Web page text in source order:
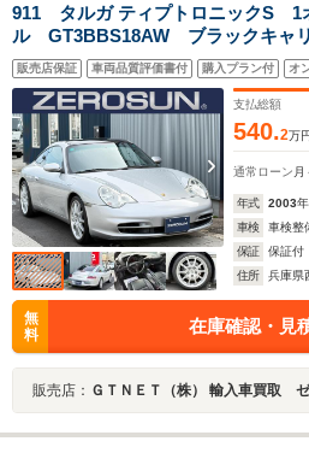
911 タルガ ティプトロニックS 1
ル GT3BBS18AW ブラックキャ
ト カロッツェリアナビ フルセ
ス 禁煙車 シートヒーター バイ
リクライニング リア3面フィルム貼
販売店保証 車両品質評価書付 購入プラン付 オ
支払総額
540.2万
通常ローン 月
年式 2003年
車検
車検整
保証
保証付
住所
兵庫県
無
料
在庫確認・見
販売店： ＧＴＮＥＴ（株） 輸入車買取